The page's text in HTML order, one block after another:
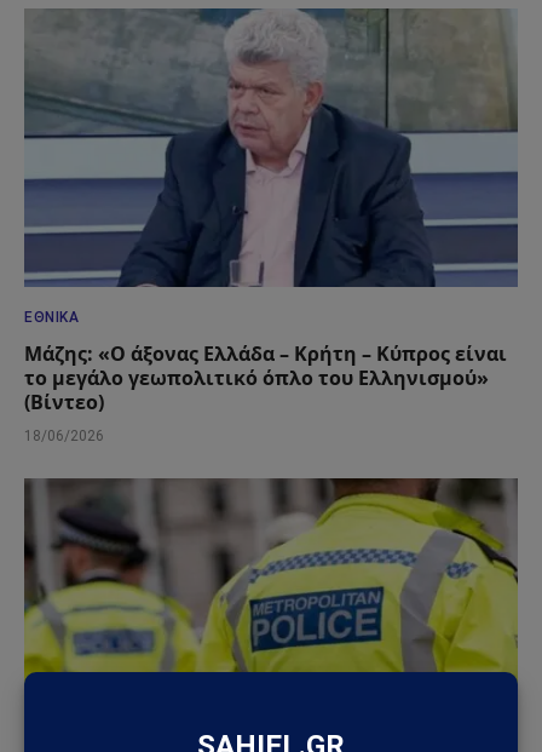
ΕΘΝΙΚΆ
Μάζης: «Ο άξονας Ελλάδα – Κρήτη – Κύπρος είναι
το μεγάλο γεωπολιτικό όπλο του Ελληνισμού»
(Βίντεο)
18/06/2026